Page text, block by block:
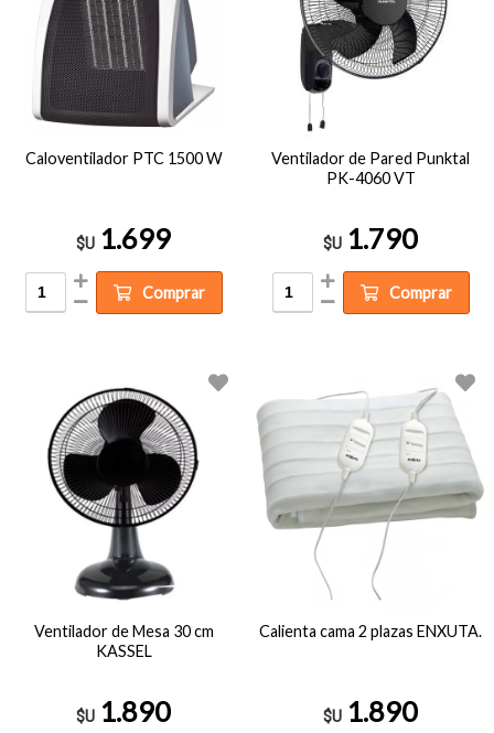
Caloventilador PTC 1500 W
$U 1.699
Comprar
Ventilador de Pared Punktal
PK-4060 VT
$U 1.790
Comprar
Ventilador de Mesa 30 cm
KASSEL
$U 1.890
Calienta cama 2 plazas ENXUTA.
$U 1.890